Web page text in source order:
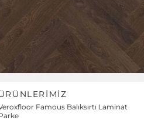
Diamond Balıksırtı Laminat